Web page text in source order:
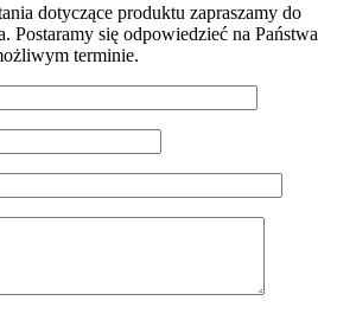
dotyczące produktu zapraszamy do
Postaramy się odpowiedzieć na Państwa
terminie.